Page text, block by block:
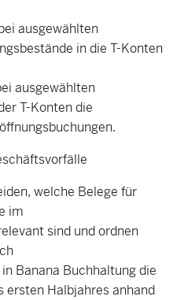
ausgewählten
in die T-Konten
ausgewählten
T-Konten die
welche Belege für
im
sind und ordnen
Banana Buchhaltung die
ersten Halbjahres anhand